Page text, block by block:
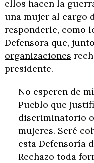
ellos hacen la
una mujer al cargo
responderle, como
Defensora que,
organizaciones
presidente.
No esperen de
Pueblo que
discriminatorio
mujeres. Seré
esta Defensoría
Rechazo toda